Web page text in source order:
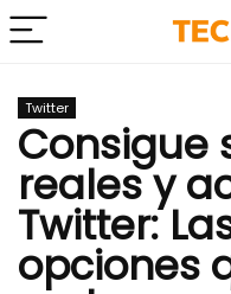
Twitter
Consigue
reales y
Twitter:
opciones